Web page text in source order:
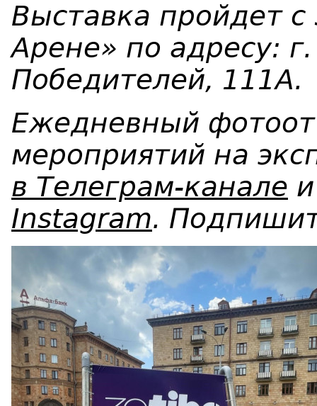
Выставка пройдет
Арене» по адресу:
Победителей, 111А.
Ежедневный
мероприятий на
в Телеграм-канале
Instagram.